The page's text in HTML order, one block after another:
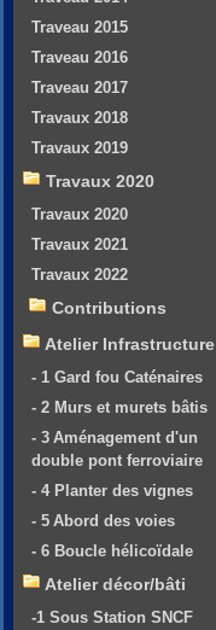
Traveau 2015
Traveau 2016
Traveau 2017
Travaux 2018
Travaux 2019
Travaux 2020
Travaux 2020
Travaux 2021
Travaux 2022
Contributions
Atelier Infrastructure
- 1 Gard fou Caténaires
- 2 Murs et murets bâtis
- 3 Aménagement d'un
double pont ferroviaire
- 4 Planter des vignes
- 5 Abord des voies
- 6 Boucle hélicoïdale
Atelier décor/bâti
-1 Sous Station SNCF